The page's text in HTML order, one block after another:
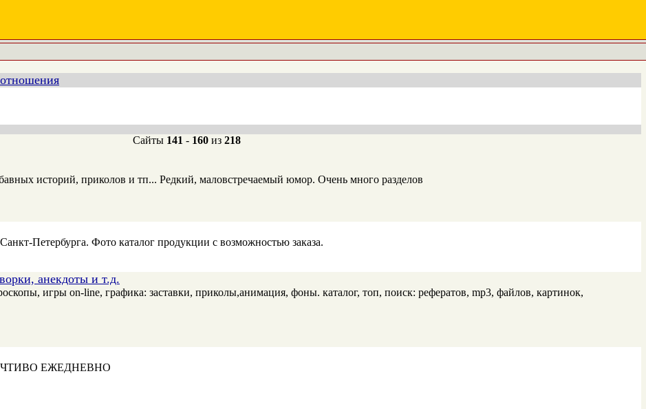
Сайты 141 - 160из 218
историй, приколов и тп... Редкий, маловстречаемый юмор. Очень много разделов
Петербурга. Фото каталог продукции с возможностью заказа.
анекдоты и т.д.
игры on-line, графика: заставки, приколы,анимация, фоны. каталог, топ, поиск: рефератов, mp3, файлов, картинок,
ЕЖЕДНЕВНО